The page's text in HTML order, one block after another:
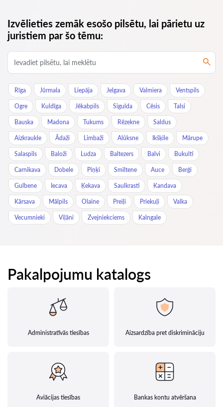
Izvēlieties zemāk esošo pilsētu, lai pārietu uz
juristiem par šo tēmu:
Rīga Jūrmala Liepāja Jelgava Valmiera Ventspils
Ogre Kuldīga Jēkabpils Sigulda Cēsis Talsi
Bauska Madona Tukums Rēzekne Saldus
Aizkraukle Ādaži Limbaži Alūksne Ikšķile Mārupe
Salaspils Baloži Ludza Baltezers Balvi Bukulti
Carnikava Dobele Piņķi Smiltene Auce Berģi
Gulbene Iecava Ķekava Saulkrasti Kandava
Kārsava Mālpils Olaine Preiļi Priekuļi Valka
Vecumnieki Viļāni Zvejniekciems Kalngale
Pakalpojumu katalogs
Administratīvās tiesības Aizsardzība pret diskrimināciju
Aviācijas tiesības Bankas kontu atvēršana